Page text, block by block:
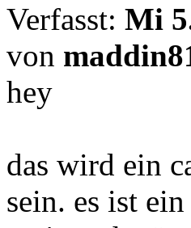
Verfasst: Mi
von
hey
das wird ein
sein. es ist